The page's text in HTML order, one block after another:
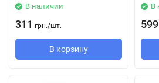
В наличии
311 грн./шт.
В корзину
В
599